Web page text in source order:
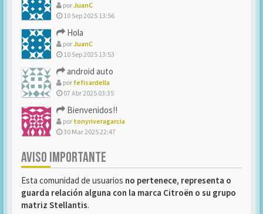
porJuanC
10 Sep 2025 13:56
Hola
porJuanC
10 Sep 2025 13:53
android auto
por fefisardella
07 Abr 2025 03:35
Bienvenidos!!
por tonyriveragarcia
30 Mar 2025 22:47
AVISO IMPORTANTE
Esta comunidad de usuarios no pertenece, representa o
guarda relación alguna con la marca Citroën o su grupo
matriz Stellantis.